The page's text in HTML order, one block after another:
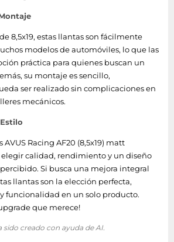
8,5x19, estas llantas son fácilmente
modelos de automóviles, lo que las
práctica para quienes buscan un
su montaje es sencillo,
ser realizado sin complicaciones en
mecánicos.
Racing AF20 (8,5x19) matt
calidad, rendimiento y un diseño
Si busca una mejora integral
llantas son la elección perfecta,
funcionalidad en un solo producto.
que merece!
sido creado con ayuda de AI.